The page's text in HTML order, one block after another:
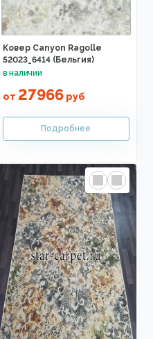
Ковер Canyon Ragolle
52023_6414 (Бельгия)
от 27966руб